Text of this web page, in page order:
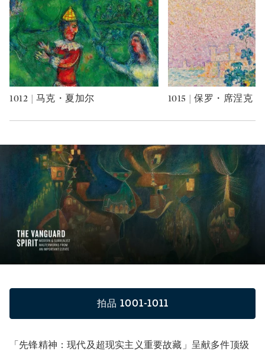
Type: art
1012 | 马克・夏加尔 Type: art
1015 | 保罗・席涅克
拍品 1001-1011
「先锋精神：现代及超现实主义重要故藏」呈献多件顶级